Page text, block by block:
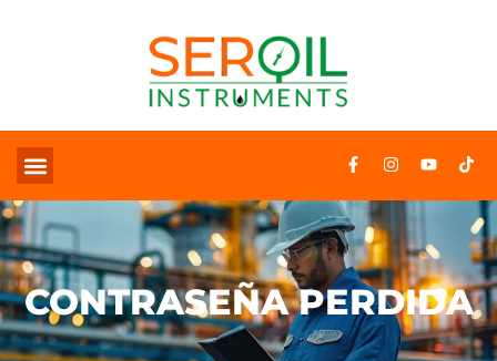
CONTRASEÑA PERDIDA